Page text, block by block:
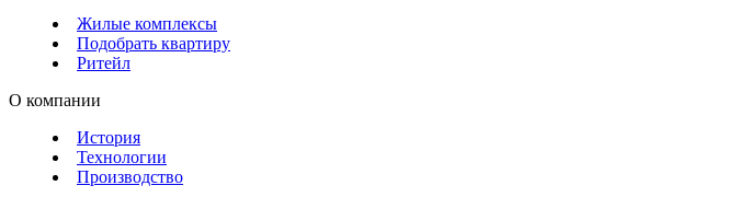
Жилые комплексы
Подобрать квартиру
Ритейл
О компании
История
Технологии
Производство